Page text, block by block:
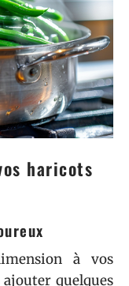
haricots
à vos
quelques